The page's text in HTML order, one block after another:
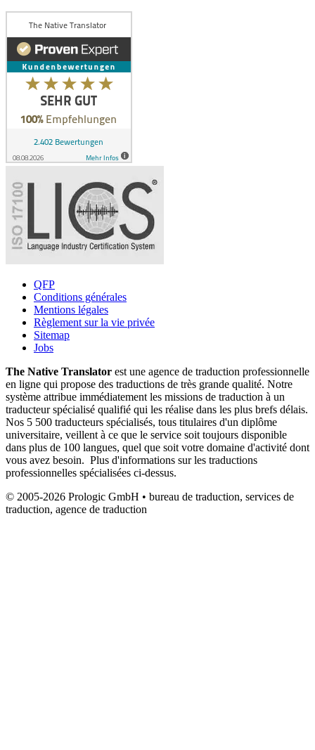
QFP
Conditions générales
Mentions légales
Règlement sur la vie privée
Sitemap
Jobs
The Native Translator est une agence de traduction professionnelle
en ligne qui propose des traductions de très grande qualité. Notre
système attribue immédiatement les missions de traduction à un
traducteur spécialisé qualifié qui les réalise dans les plus brefs délais.
Nos 5 500 traducteurs spécialisés, tous titulaires d'un diplôme
universitaire, veillent à ce que le service soit toujours disponible
dans plus de 100 langues, quel que soit votre domaine d'activité dont
vous avez besoin. Plus d'informations sur les traductions
professionnelles spécialisées ci-dessus.
© 2005-2026 Prologic GmbH • bureau de traduction, services de
traduction, agence de traduction